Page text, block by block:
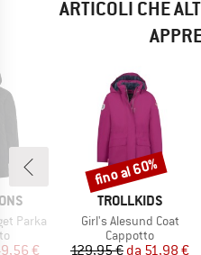
ARTICOLI CHE
Parka
prodotti
ridotto
€
MARCHIO
TROLLKIDS
Articolo
Girl's Alesund Coat
Gruppo di prodotti
Cappotto
Prezzo
129,95 € Prezzo
da 51,98 €
Sconto
fino al 60%